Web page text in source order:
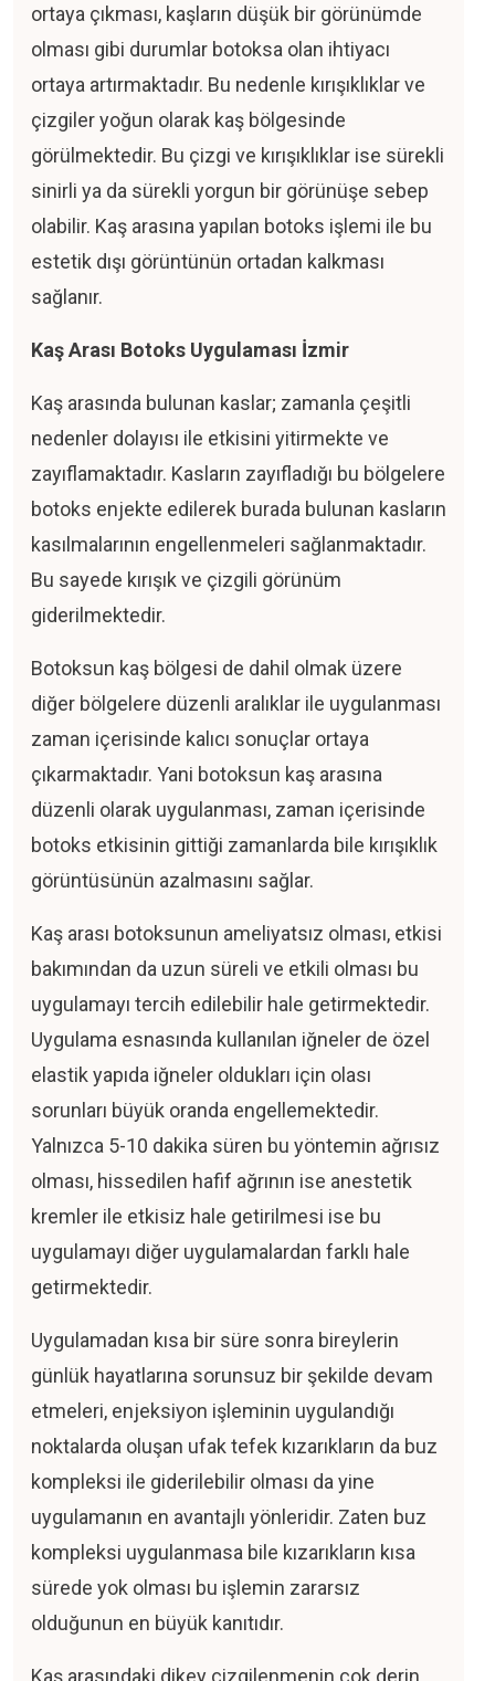
ortaya çıkması, kaşların düşük bir görünümde
olması gibi durumlar botoksa olan ihtiyacı
ortaya artırmaktadır. Bu nedenle kırışıklıklar ve
çizgiler yoğun olarak kaş bölgesinde
görülmektedir. Bu çizgi ve kırışıklıklar ise sürekli
sinirli ya da sürekli yorgun bir görünüşe sebep
olabilir. Kaş arasına yapılan botoks işlemi ile bu
estetik dışı görüntünün ortadan kalkması
sağlanır.
Kaş Arası Botoks Uygulaması İzmir
Kaş arasında bulunan kaslar; zamanla çeşitli
nedenler dolayısı ile etkisini yitirmekte ve
zayıflamaktadır. Kasların zayıfladığı bu bölgelere
botoks enjekte edilerek burada bulunan kasların
kasılmalarının engellenmeleri sağlanmaktadır.
Bu sayede kırışık ve çizgili görünüm
giderilmektedir.
Botoksun kaş bölgesi de dahil olmak üzere
diğer bölgelere düzenli aralıklar ile uygulanması
zaman içerisinde kalıcı sonuçlar ortaya
çıkarmaktadır. Yani botoksun kaş arasına
düzenli olarak uygulanması, zaman içerisinde
botoks etkisinin gittiği zamanlarda bile kırışıklık
görüntüsünün azalmasını sağlar.
Kaş arası botoksunun ameliyatsız olması, etkisi
bakımından da uzun süreli ve etkili olması bu
uygulamayı tercih edilebilir hale getirmektedir.
Uygulama esnasında kullanılan iğneler de özel
elastik yapıda iğneler oldukları için olası
sorunları büyük oranda engellemektedir.
Yalnızca 5-10 dakika süren bu yöntemin ağrısız
olması, hissedilen hafif ağrının ise anestetik
kremler ile etkisiz hale getirilmesi ise bu
uygulamayı diğer uygulamalardan farklı hale
getirmektedir.
Uygulamadan kısa bir süre sonra bireylerin
günlük hayatlarına sorunsuz bir şekilde devam
etmeleri, enjeksiyon işleminin uygulandığı
noktalarda oluşan ufak tefek kızarıkların da buz
kompleksi ile giderilebilir olması da yine
uygulamanın en avantajlı yönleridir. Zaten buz
kompleksi uygulanmasa bile kızarıkların kısa
sürede yok olması bu işlemin zararsız
olduğunun en büyük kanıtıdır.
Kaş arasındaki dikey çizgilenmenin çok derin